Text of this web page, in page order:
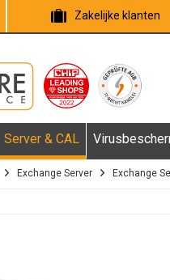
Zakelijke klanten
Server & CAL
Exchange Server Exchange